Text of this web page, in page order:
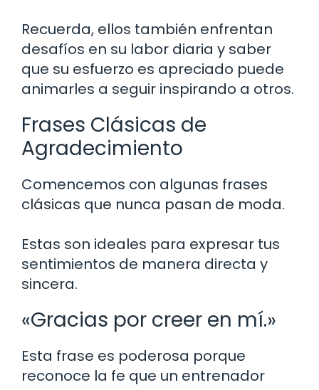
Recuerda, ellos también enfrentan
desafíos en su labor diaria y saber
que su esfuerzo es apreciado puede
animarles a seguir inspirando a otros.
Frases Clásicas de
Agradecimiento
Comencemos con algunas frases
clásicas que nunca pasan de moda.
Estas son ideales para expresar tus
sentimientos de manera directa y
sincera.
«Gracias por creer en mí.»
Esta frase es poderosa porque
reconoce la fe que un entrenador